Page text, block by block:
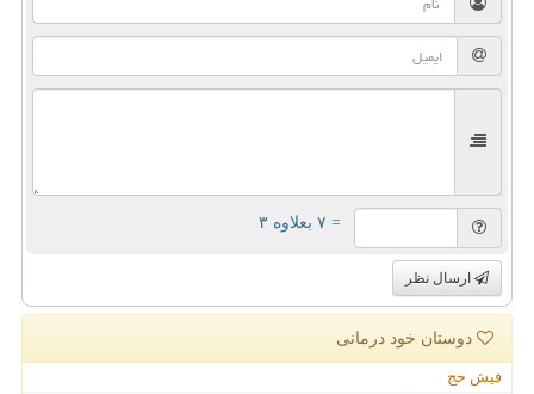
= ۷ بعلاوه ۳
ارسال نظر
دوستان خود درمانی
فیش حج